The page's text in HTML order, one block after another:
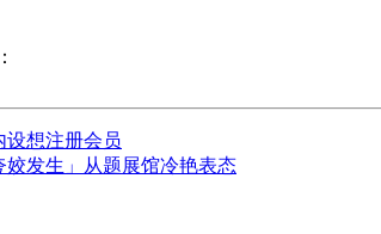
设想注册会员
姣发生」从题展馆冷艳表态